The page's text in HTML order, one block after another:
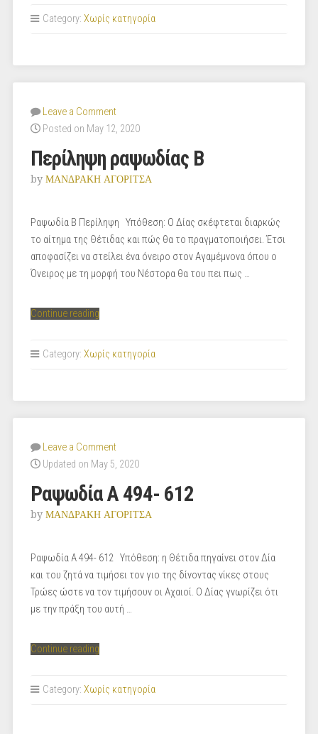
Γ”
Category: Χωρίς κατηγορία
Leave a Comment
Posted on May 12, 2020
Περίληψη ραψωδίας Β
by ΜΑΝΔΡΑΚΗ ΑΓΟΡΙΤΣΑ
Ραψωδία Β Περίληψη Υπόθεση: Ο Δίας σκέφτεται διαρκώς
το αίτημα της Θέτιδας και πώς θα το πραγματοποιήσει. Έτσι
αποφασίζει να στείλει ένα όνειρο στον Αγαμέμνονα όπου ο
Όνειρος με τη μορφή του Νέστορα θα του πει πως …
Continue reading“Περίληψη
Β”
Category: Χωρίς κατηγορία
Leave a Comment
Updated on May 5, 2020
Ραψωδία Α 494- 612
by ΜΑΝΔΡΑΚΗ ΑΓΟΡΙΤΣΑ
Ραψωδία Α 494- 612 Υπόθεση: η Θέτιδα πηγαίνει στον Δία
και του ζητά να τιμήσει τον γιο της δίνοντας νίκες στους
Τρώες ώστε να τον τιμήσουν οι Αχαιοί. Ο Δίας γνωρίζει ότι
με την πράξη του αυτή …
Continue reading“Ραψωδία
494-
Category: Χωρίς κατηγορία